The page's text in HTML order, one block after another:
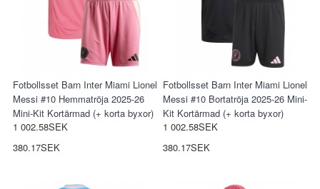
Fotbollsset Barn Inter Miami Lionel
Messi #10 Hemmatröja 2025-26
Mini-Kit Kortärmad (+ korta byxor)
1 002.58SEK
380.17SEK
Fotbollsset Barn Inter Miami Lionel
Messi #10 Bortatröja 2025-26 Mini-
Kit Kortärmad (+ korta byxor)
1 002.58SEK
380.17SEK